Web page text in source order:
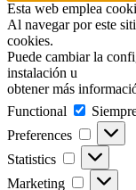
Esta web emplea
Al navegar por este
cookies.
Puede cambiar la
instalación u
obtener más
Functional
Preferences
Statistics Statistics
Marketing